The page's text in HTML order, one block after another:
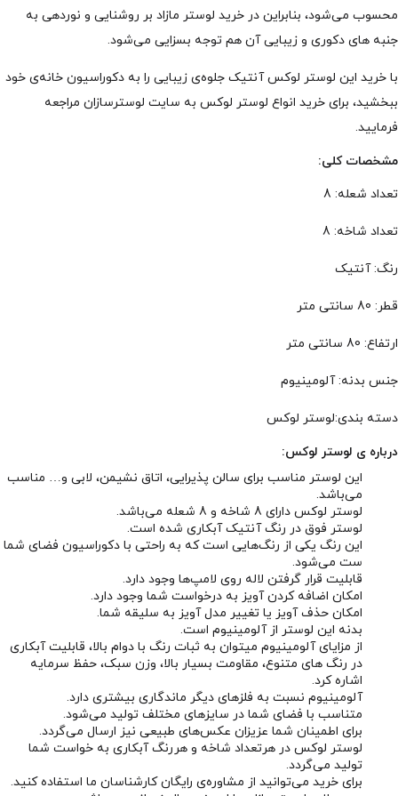
محسوب می‌شود، بنابراین در خرید لوستر مازاد بر روشنایی و نوردهی به
جنبه های دکوری و زیبایی آن هم توجه بسزایی می‌شود.
با خرید این لوستر لوکس آنتیک جلوه‌ی زیبایی را به دکوراسیون خانه‌ی خود
ببخشید، برای خرید انواع لوستر لوکس به سایت لوسترسازان مراجعه
فرمایید.
مشخصات کلی:
تعداد شعله: 8
تعداد شاخه: 8
رنگ: آنتیک
قطر: 80 سانتی متر
ارتفاع: 80 سانتی متر
جنس بدنه: آلومینیوم
دسته بندی:لوستر لوکس
درباره ی لوستر لوکس:
این لوستر مناسب برای سالن پذیرایی، اتاق نشیمن، لابی و… مناسب
می‌باشد.
لوستر لوکس دارای 8 شاخه و 8 شعله می‌باشد.
لوستر فوق در رنگ آنتیک آبکاری شده است.
این رنگ یکی از رنگ‌هایی است که به راحتی با دکوراسیون فضای شما
ست می‌شود.
قابلیت قرار گرفتن لاله روی لامپ‌ها وجود دارد.
امکان اضافه کردن آویز به درخواست شما وجود دارد.
امکان حذف آویز یا تغییر مدل آویز به سلیقه شما.
بدنه این لوستر از آلومینیوم است.
از مزایای آلومینیوم میتوان به ثبات رنگ با دوام بالا، قابلیت آبکاری
در رنگ های متنوع، مقاومت بسیار بالا، وزن سبک، حفظ سرمایه
اشاره کرد.
آلومینیوم نسبت به فلزهای دیگر ماندگاری بیشتری دارد.
متناسب با فضای شما در سایزهای مختلف تولید می‌شود.
برای اطمینان شما عزیزان عکس‌های طبیعی نیز ارسال می‌گردد.
لوستر لوکس در هرتعداد شاخه و هررنگ آبکاری به خواست شما
تولید می‌گردد.
برای خرید می‌توانید از مشاوره‌ی رایگان کارشناسان ما استفاده کنید.